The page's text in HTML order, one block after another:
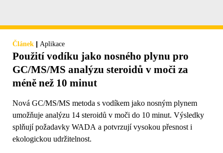
Článek | Aplikace
Použití vodíku jako nosného plynu pro
GC/MS/MS analýzu steroidů v moči za
méně než 10 minut
Nová GC/MS/MS metoda s vodíkem jako nosným plynem
umožňuje analýzu 14 steroidů v moči do 10 minut. Výsledky
splňují požadavky WADA a potvrzují vysokou přesnost i
ekologickou udržitelnost.